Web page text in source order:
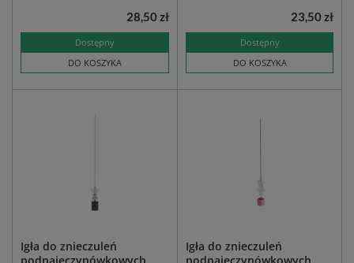
Dostępny
DO KOSZYKA
28,50 zł
Dostępny
DO KOSZYKA
23,50 zł
Igła do znieczuleń
Igła do znieczuleń